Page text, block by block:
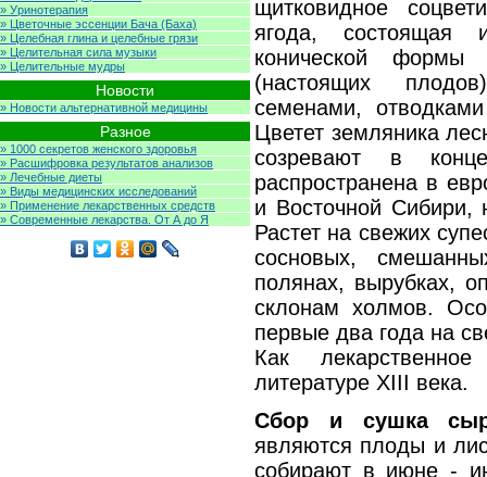
щитковидное
ягода, состоящая
конической формы
(настоящих
семенами,
Цветет земляника
созревают в
распространена в
и Восточной Сибири,
Растет на свежих
сосновых,
полянах, вырубках,
склонам холмов.
первые два года на
Как
литературе XIII века.
Сбор и сушка
являются плоды и
собирают в июне -
» Уринотерапия
» Цветочные эссенции Бача (Баха)
» Целебная глина и целебные грязи
» Целительная сила музыки
» Целительные мудры
Новости
» Новости альтернативной медицины
Разное
» 1000 секретов женского здоровья
» Расшифровка результатов анализов
» Лечебные диеты
» Виды медицинских исследований
» Применение лекарственных средств
» Современные лекарства. От А до Я